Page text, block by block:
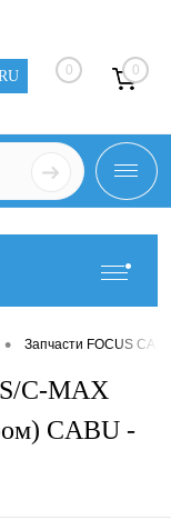
0 0
• Запчасти FOCUS
C-MAX
CABU -